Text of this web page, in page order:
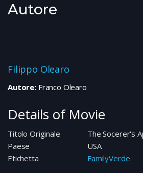
Autore
Filippo Olearo
Autore:Franco Olearo
Details of Movie
Titolo Originale
The Socerer's
Paese
USA
Etichetta
FamilyVerde